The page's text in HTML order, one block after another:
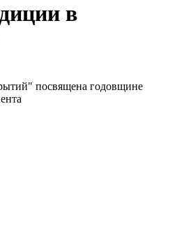
в
посвящена годовщине